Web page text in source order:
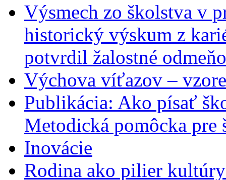
Výsmech zo školstva v
historický výskum z
potvrdil žalostné
Výchova víťazov –
Publikácia: Ako písať
Metodická pomôcka pre
Inovácie
Rodina ako pilier